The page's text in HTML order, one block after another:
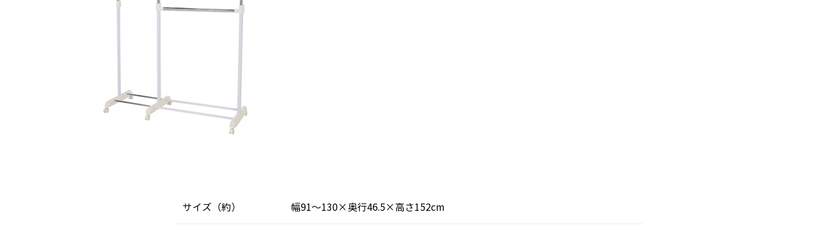
サイズ（約） 幅91～130×奥行46.5×高さ152cm